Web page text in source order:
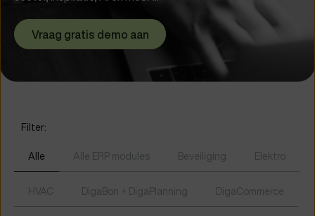
Vraag gratis demo aan
Filter:
Alle Alle ERP modules Beveiliging Elektro
HVAC DigaBon + DigaPlanning DigaCommerce